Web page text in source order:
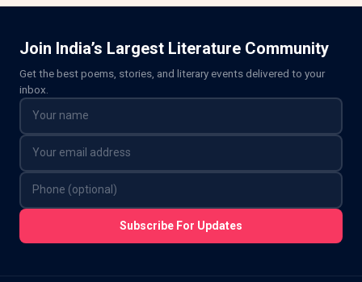
Join India’s Largest Literature Community
Get the best poems, stories, and literary events delivered to your
inbox.
Subscribe For Updates